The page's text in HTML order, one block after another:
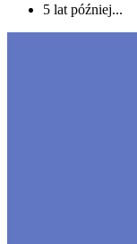
5 lat później...